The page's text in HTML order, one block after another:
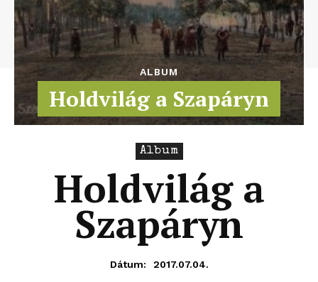
ALBUM
Holdvilág a Szapáryn
Album
Holdvilág a
Szapáryn
Dátum: 2017.07.04.